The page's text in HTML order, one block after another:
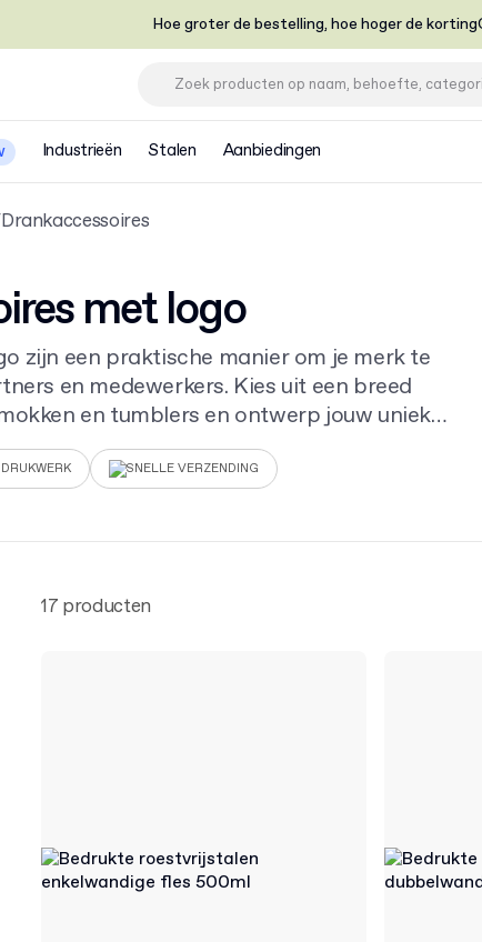
Hoe groter de bestelling, hoe hoger de korting
Industrieën Stalen Aanbiedingen
Drankaccessoires
met logo
zijn een praktische manier om je merk te
en medewerkers. Kies uit een breed
en tumblers en ontwerp jouw unieke
promotieartikelen met logo
SNELLE VERZENDING
17 producten